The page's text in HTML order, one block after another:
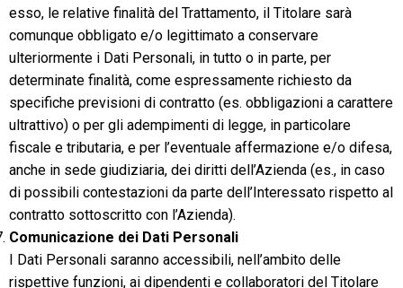
esso, le relative finalità del Trattamento, il Titolare sarà
comunque obbligato e/o legittimato a conservare
ulteriormente i Dati Personali, in tutto o in parte, per
determinate finalità, come espressamente richiesto da
specifiche previsioni di contratto (es. obbligazioni a carattere
ultrattivo) o per gli adempimenti di legge, in particolare
fiscale e tributaria, e per l’eventuale affermazione e/o difesa,
anche in sede giudiziaria, dei diritti dell’Azienda (es., in caso
di possibili contestazioni da parte dell’Interessato rispetto al
contratto sottoscritto con l’Azienda).
Comunicazione dei Dati Personali
I Dati Personali saranno accessibili, nell’ambito delle
rispettive funzioni, ai dipendenti e collaboratori del Titolare